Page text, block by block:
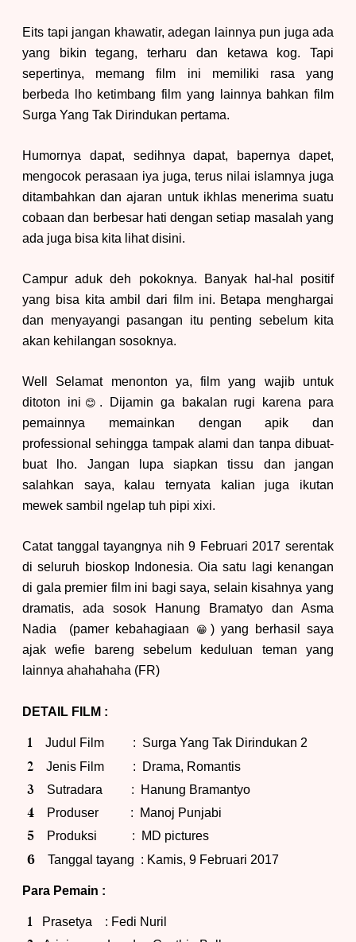
Eits tapi jangan khawatir, adegan lainnya pun juga ada
yang bikin tegang, terharu dan ketawa kog. Tapi
sepertinya, memang film ini memiliki rasa yang
berbeda lho ketimbang film yang lainnya bahkan film
Surga Yang Tak Dirindukan pertama.
Humornya dapat, sedihnya dapat, bapernya dapet,
mengocok perasaan iya juga, terus nilai islamnya juga
ditambahkan dan ajaran untuk ikhlas menerima suatu
cobaan dan berbesar hati dengan setiap masalah yang
ada juga bisa kita lihat disini.
Campur aduk deh pokoknya.
Banyak hal-hal positif
yang bisa kita ambil dari film ini. Betapa menghargai
dan menyayangi pasangan itu penting sebelum kita
akan kehilangan sosoknya.
Well Selamat menonton ya, film yang wajib untuk
ditoton ini 😊 . Dijamin ga bakalan rugi karena para
pemainnya memainkan dengan apik dan
professiona l sehingga tampak alami dan tanpa dibuat-
buat lho. Jangan lupa siapkan tissu dan jangan
salahkan saya, kalau ternyata kalian juga ikutan
mewek sambil ngelap tuh pipi xixi.
Catat tanggal tayangnya nih 9 Februari 2017 serentak
di seluruh bioskop Indonesia. Oia satu lagi kenangan
di gala premier film ini bagi saya, selain kisahnya yang
dramatis, ada sosok Hanung Bramatyo dan Asma
Nadia (pamer kebahagiaan
😁 )yang berhasil saya
ajak wefie bareng sebelum keduluan teman yang
lainnya ahahahaha (FR)
DETAIL FILM :
Judul Film : Surga Yang Tak Dirindukan 2
Jenis Film : Drama, Romantis
Sutradara : Hanung Bramantyo
Produser : Manoj Punjabi
Produksi : MD pictures
Tanggal tayang : Kamis, 9 Februari 2017
Para Pemain :
Prasetya : Fedi Nuril